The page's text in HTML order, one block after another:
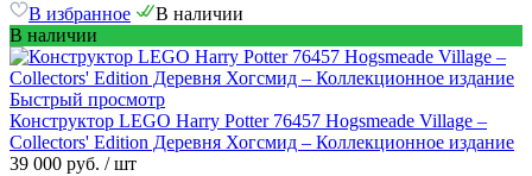
В избранное
В наличии
В наличии
Быстрый просмотр
Конструктор LEGO Harry Potter 76457 Hogsmeade Village –
Collectors' Edition Деревня Хогсмид – Коллекционное издание
39 000 руб. / шт